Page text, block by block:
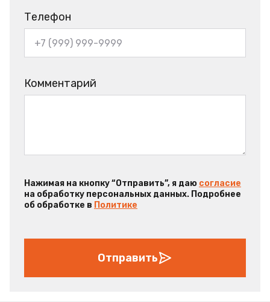
Телефон
Комментарий
Нажимая на кнопку “Отправить”, я даю согласие
на обработку персональных данных. Подробнее
об обработке в Политике
Отправить